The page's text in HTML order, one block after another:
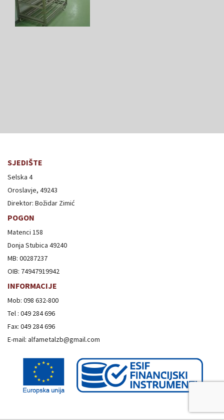
SJEDIŠTE
Selska 4
Oroslavje, 49243
Direktor: Božidar Zimić
POGON
Matenci 158
Donja Stubica 49240
MB: 00287237
OIB: 74947919942
INFORMACIJE
Mob: 098 632-800
Tel : 049 284 696
Fax: 049 284 696
E-mail: alfametalzb@gmail.com